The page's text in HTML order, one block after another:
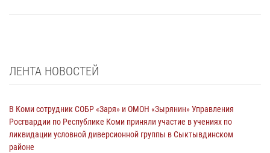
ЛЕНТА НОВОСТЕЙ
В Коми сотрудник СОБР «Заря» и ОМОН «Зырянин» Управления
Росгвардии по Республике Коми приняли участие в учениях по
ликвидации условной диверсионной группы в Сыктывдинском
районе